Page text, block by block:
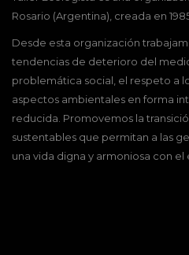
Rosario (Argentina), creada en
Desde esta organización
tendencias de deterioro del
problemática social, el respeto a
aspectos ambientales en forma
reducida. Promovemos la
sustentables que permitan a las
una vida digna y armoniosa con el